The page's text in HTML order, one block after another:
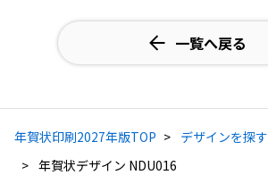
一覧へ戻る
年賀状印刷2027年版TOP
デザインを探す
年賀状デザイン NDU016